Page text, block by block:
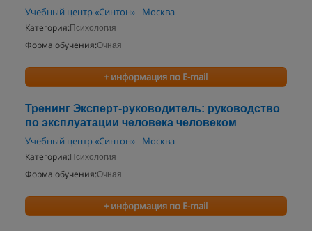
Учебный центр «Синтон» - Москва
Категория: Психология
Форма обучения:Очная
+ информация по E-mail
Тренинг Эксперт-руководитель: руководство
по эксплуатации человека человеком
Учебный центр «Синтон» - Москва
Категория: Психология
Форма обучения:Очная
+ информация по E-mail